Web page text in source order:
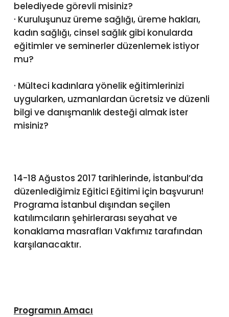
belediyede görevli misiniz?
· Kuruluşunuz üreme sağlığı, üreme hakları,
kadın sağlığı, cinsel sağlık gibi konularda
eğitimler ve seminerler düzenlemek istiyor
mu?
· Mülteci kadınlara yönelik eğitimlerinizi
uygularken, uzmanlardan ücretsiz ve düzenli
bilgi ve danışmanlık desteği almak ister
misiniz?
14-18 Ağustos 2017 tarihlerinde, İstanbul’da
düzenlediğimiz Eğitici Eğitimi için başvurun!
Programa İstanbul dışından seçilen
katılımcıların şehirlerarası seyahat ve
konaklama masrafları Vakfımız tarafından
karşılanacaktır.
Programın Amacı